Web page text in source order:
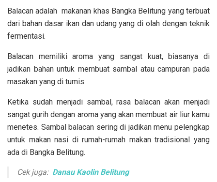
Balacan adalah makanan khas Bangka Belitung yang terbuat
dari bahan dasar ikan dan udang yang di olah dengan teknik
fermentasi.
Balacan memiliki aroma yang sangat kuat, biasanya di
jadikan bahan untuk membuat sambal atau campuran pada
masakan yang di tumis.
Ketika sudah menjadi sambal, rasa balacan akan menjadi
sangat gurih dengan aroma yang akan membuat air liur kamu
menetes. Sambal balacan sering di jadikan menu pelengkap
untuk makan nasi di rumah-rumah makan tradisional yang
ada di Bangka Belitung.
Cek juga: Danau Kaolin Belitung